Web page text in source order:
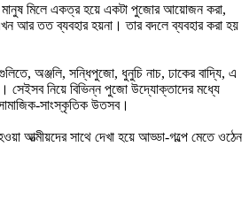
মানুষ মিলে একত্র হয়ে একটা পুজোর আয়োজন করা,
আর তত ব্যবহার হয়না। তার বদলে ব্যবহার করা হয়
অঞ্জলি, সন্ধিপুজো, ধুনুচি নাচ, ঢাকের বাদ্যি, এ
সেইসব নিয়ে বিভিন্ন পুজো উদ্যোক্তাদের মধ্যে
সাংস্কৃতিক উতসব।
আত্মীয়দের সাথে দেখা হয়ে আড্ডা-গল্পে মেতে ওঠেন